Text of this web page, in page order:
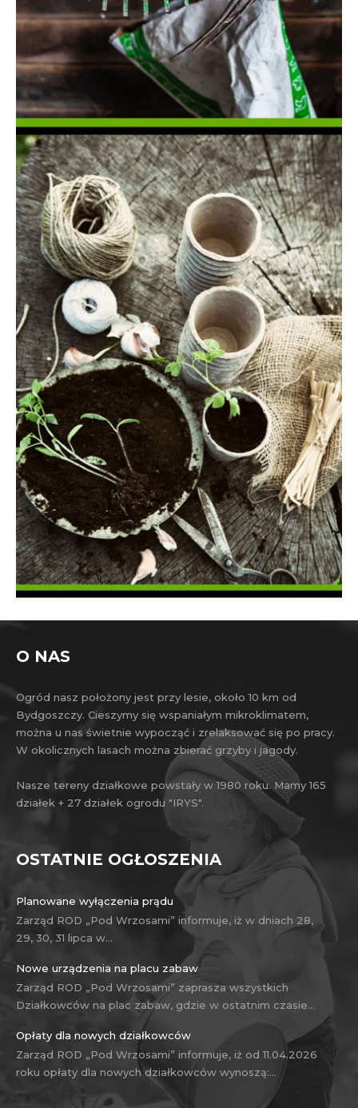
O NAS
Ogród nasz położony jest przy lesie, około 10 km od
Bydgoszczy. Cieszymy się wspaniałym mikroklimatem,
można u nas świetnie wypocząć i zrelaksować się po pracy.
W okolicznych lasach można zbierać grzyby i jagody.
Nasze tereny działkowe powstały w 1980 roku. Mamy 165
działek + 27 działek ogrodu "IRYS".
OSTATNIE OGŁOSZENIA
Planowane wyłączenia prądu
Zarząd ROD „Pod Wrzosami” informuje, iż w dniach 28,
29, 30, 31 lipca w…
Nowe urządzenia na placu zabaw
Zarząd ROD „Pod Wrzosami” zaprasza wszystkich
Działkowców na plac zabaw, gdzie w ostatnim czasie…
Opłaty dla nowych działkowców
Zarząd ROD „Pod Wrzosami” informuje, iż od 11.04.2026
roku opłaty dla nowych działkowców wynoszą:…